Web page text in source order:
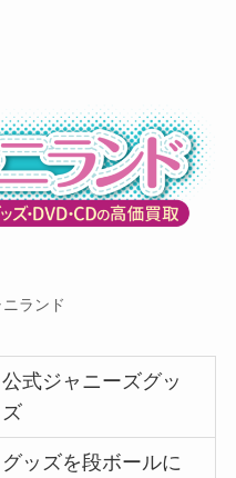
ランド
公式ジャニーズグッ
ズ
グッズを段ボールに